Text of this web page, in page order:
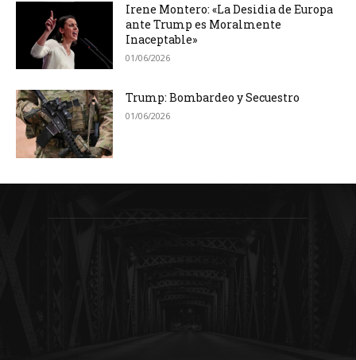
Irene Montero: «La Desidia de Europa
ante Trump es Moralmente
Inaceptable»
01/06/2026
Trump: Bombardeo y Secuestro
01/06/2026